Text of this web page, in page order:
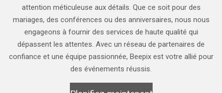
attention méticuleuse aux détails. Que ce soit pour des
mariages, des conférences ou des anniversaires, nous nous
engageons à fournir des services de haute qualité qui
dépassent les attentes. Avec un réseau de partenaires de
confiance et une équipe passionnée, Beepix est votre allié pour
des événements réussis.